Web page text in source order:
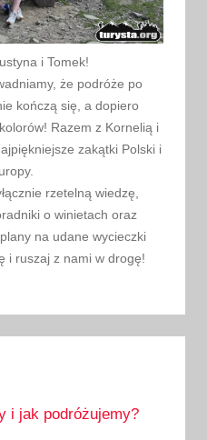
i Tomek!
że podróże po
kończą się, a dopiero
Razem z Kornelią i
zakątki Polski i
rzetelną wiedzę,
o winietach oraz
na udane wycieczki
i ruszaj z nami w drogę!
i jak podróżujemy?